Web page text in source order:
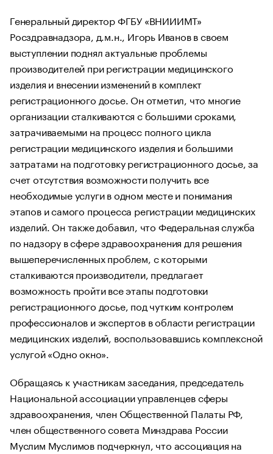
Генеральный директор ФГБУ «ВНИИИМТ»
Росздравнадзора, д.м.н., Игорь Иванов в своем
выступлении поднял актуальные проблемы
производителей при регистрации медицинского
изделия и внесении изменений в комплект
регистрационного досье. Он отметил, что многие
организации сталкиваются с большими сроками,
затрачиваемыми на процесс полного цикла
регистрации медицинского изделия и большими
затратами на подготовку регистрационного досье, за
счет отсутствия возможности получить все
необходимые услуги в одном месте и понимания
этапов и самого процесса регистрации медицинских
изделий. Он также добавил, что Федеральная служба
по надзору в сфере здравоохранения для решения
вышеперечисленных проблем, с которыми
сталкиваются производители, предлагает
возможность пройти все этапы подготовки
регистрационного досье, под чутким контролем
профессионалов и экспертов в области регистрации
медицинских изделий, воспользовавшись комплексной
услугой «Одно окно».
Обращаясь к участникам заседания, председатель
Национальной ассоциации управленцев сферы
здравоохранения, член Общественной Палаты РФ,
член общественного совета Минздрава России
Муслим Муслимов подчеркнул, что ассоциация на